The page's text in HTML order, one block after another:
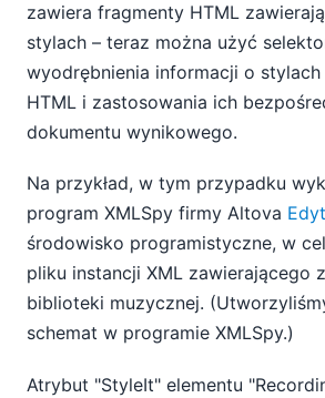
zawiera fragmenty HTML
stylach – teraz można użyć
wyodrębnienia informacji o
HTML i zastosowania ich
dokumentu wynikowego.
Na przykład, w tym przypadku
program XMLSpy firmy Altova
środowisko programistyczne, w
pliku instancji XML zawierającego
biblioteki muzycznej.
schemat w programie XMLSpy.)
Atrybut "StyleIt" elementu